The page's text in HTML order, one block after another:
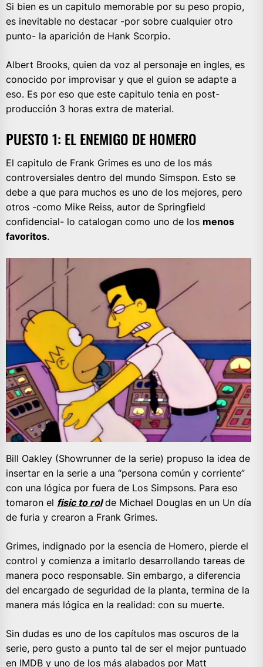
Si bien es un capitulo memorable por su peso propio,
es inevitable no destacar -por sobre cualquier otro
punto- la aparición de Hank Scorpio.
Albert Brooks, quien da voz al personaje en ingles, es
conocido por improvisar y que el guion se adapte a
eso. Es por eso que este capitulo tenia en post-
producción 3 horas extra de material.
PUESTO 1: EL ENEMIGO DE HOMERO
El capitulo de Frank Grimes es uno de los más
controversiales dentro del mundo Simspon. Esto se
debe a que para muchos es uno de los mejores, pero
otros -como Mike Reiss, autor de Springfield
confidencial- lo catalogan como uno de los menos
favoritos.
Bill Oakley (Showrunner de la serie) propuso la idea de
insertar en la serie a una “persona común y corriente”
con una lógica por fuera de Los Simpsons. Para eso
tomaron el fisic to rolde Michael Douglas en un Un día
de furia y crearon a Frank Grimes.
Grimes, indignado por la esencia de Homero, pierde el
control y comienza a imitarlo desarrollando tareas de
manera poco responsable. Sin embargo, a diferencia
del encargado de seguridad de la planta, termina de la
manera más lógica en la realidad: con su muerte.
Sin dudas es uno de los capítulos mas oscuros de la
serie, pero gusto a punto tal de ser el mejor puntuado
en IMDB y uno de los más alabados por Matt